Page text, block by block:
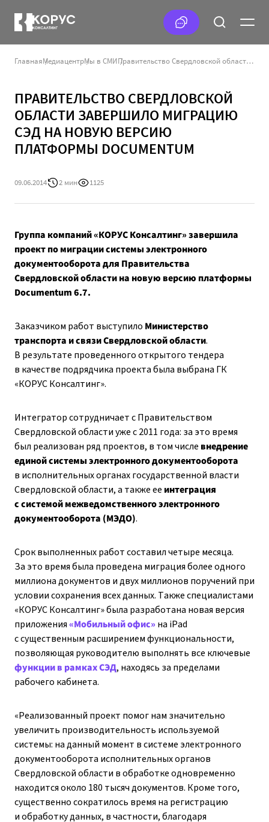
ГлавнаяМедиацентрМы в СМИ Правительство Свердловской области завершило миграцию СЭД на новую версию платформы Documentum
ПРАВИТЕЛЬСТВО СВЕРДЛОВСКОЙ
ОБЛАСТИ ЗАВЕРШИЛО МИГРАЦИЮ
СЭД НА НОВУЮ ВЕРСИЮ
ПЛАТФОРМЫ DOCUMENTUM
09.06.2014 2 мин 1125
Группа компаний «КОРУС Консалтинг» завершила
проект по миграции системы электронного
документооборота для Правительства
Свердловской области на новую версию платформы
Documentum 6.7.
Заказчиком работ выступило Министерство
транспорта и связи Свердловской области.
В результате проведенного открытого тендера
в качестве подрядчика проекта была выбрана ГК
«КОРУС Консалтинг».
Интегратор сотрудничает с Правительством
Свердловской области уже с 2011 года: за это время
был реализован ряд проектов, в том числе внедрение
единой системы электронного документооборота
в исполнительных органах государственной власти
Свердловской области, а также ее интеграция
с системой межведомственного электронного
документооборота (МЭДО).
Срок выполненных работ составил четыре месяца.
За это время была проведена миграция более одного
миллиона документов и двух миллионов поручений при
условии сохранения всех данных. Также специалистами
«КОРУС Консалтинг» была разработана новая версия
приложения«Мобильный офис» на iPad
с существенным расширением функциональности,
позволяющая руководителю выполнять все ключевые
функции в рамках СЭД, находясь за пределами
рабочего кабинета.
«Реализованный проект помог нам значительно
увеличить производительность используемой
системы: на данный момент в системе электронного
документооборота исполнительных органов
Свердловской области в обработке одновременно
находится около 180 тысяч документов. Кроме того,
существенно сократилось время на регистрацию
и обработку данных, в частности, благодаря